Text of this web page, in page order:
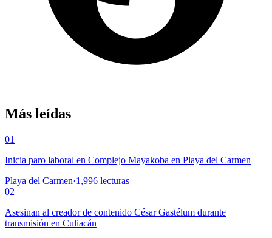
Más leídas
01
Inicia paro laboral en Complejo Mayakoba en Playa del Carmen
Playa del Carmen·1,996 lecturas
02
Asesinan al creador de contenido César Gastélum durante
transmisión en Culiacán